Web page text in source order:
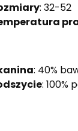
: 32-52
: 40%
: 100%